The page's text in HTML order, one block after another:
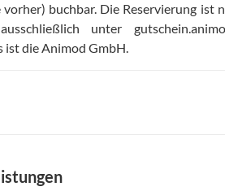
buchbar. Die Reservierung ist
unter
ist die Animod GmbH.